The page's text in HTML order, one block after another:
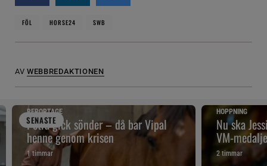
FÖL HORSE24 SWB
AV WEBBREDAKTIONEN
SENASTE
REPORTAGE
Petra gick sönder – då bar Vipal
henne genom krisen
1 timmar
HOPPNING
Nu ska
VM-
2 timmar